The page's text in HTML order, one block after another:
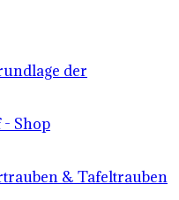
der
Shop
& Tafeltrauben